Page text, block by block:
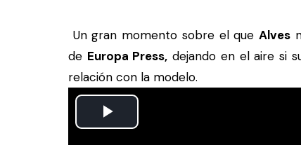
Un gran momento sobre el que Alves
de Europa Press, dejando en el aire si
relación con la modelo.